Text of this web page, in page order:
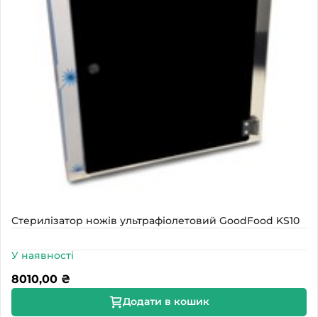
Стерилізатор ножів ультрафіолетовий GoodFood KS10
У наявності
8010,00 ₴
Додати в кошик